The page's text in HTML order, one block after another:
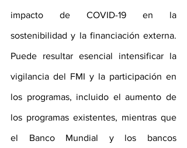
impacto de COVID-19 en la
sostenibilidad y la financiación externa.
Puede resultar esencial intensificar la
vigilancia del FMI y la participación en
los programas, incluido el aumento de
los programas existentes, mientras que
el Banco Mundial y los bancos